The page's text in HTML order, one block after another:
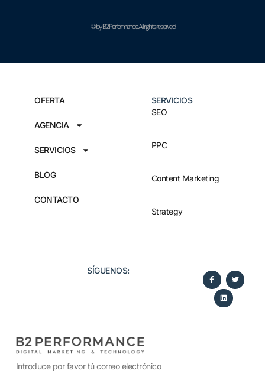
© by B2 Performance. All rights reserved
OFERTA
AGENCIA
SERVICIOS
BLOG
CONTACTO
SERVICIOS
SEO
PPC
Content Marketing
Strategy
SÍGUENOS:​